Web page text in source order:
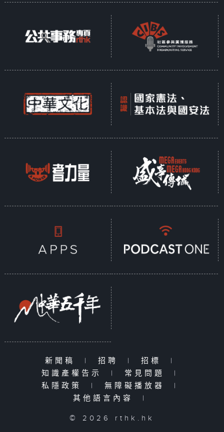
新聞稿 | 招聘 | 招標
|
知識產權告示
| 常見問題
|
私隱政策
| 無障礙播放器
|
其他語言內容
|
© 2026 rthk.hk